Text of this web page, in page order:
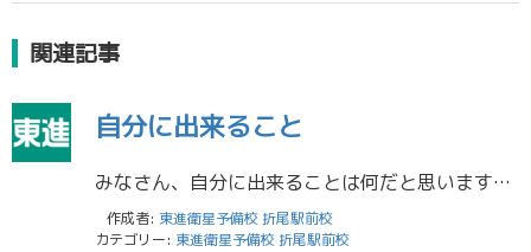
関連記事
自分に出来ること
みなさん、自分に出来ることは何だと思いますか？ 日々は自分が出来ることの積み重ねから生まれます。 高3生は今、志望校合格に向けて出来ること、それをひとつずつ着実に積み重ねていき、本番で1点でも多く点数を取りにいきましょう […]
作成者: 東進衛星予備校 折尾駅前校
カテゴリー: 東進衛星予備校 折尾駅前校